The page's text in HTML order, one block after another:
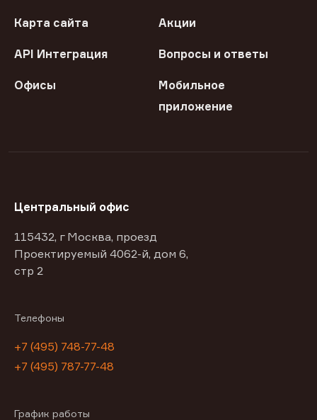
Карта сайта Акции
API Интеграция Вопросы и ответы
Офисы
Мобильное
приложение
Центральный офис
115432, г Москва, проезд
Проектируемый 4062-й, дом 6,
стр 2
Телефоны
+7 (495) 748-77-48
+7 (495) 787-77-48
График работы